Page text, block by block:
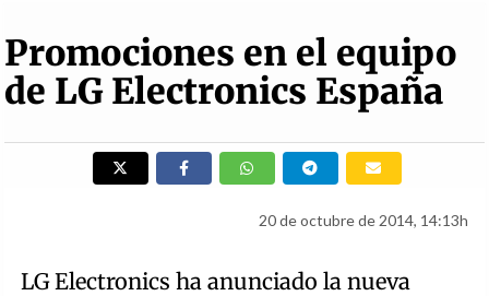
Promociones en el equipo
de LG Electronics España
20 de octubre de 2014, 14:13h
LG Electronics ha anunciado la nueva